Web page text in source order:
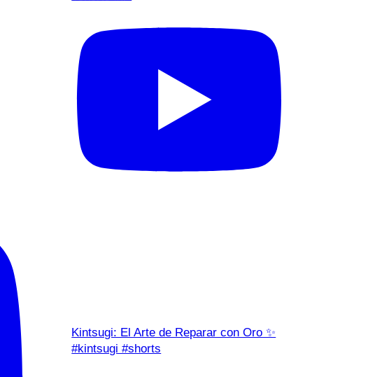
Kintsugi: El Arte de Reparar con Oro ✨
#kintsugi #shorts